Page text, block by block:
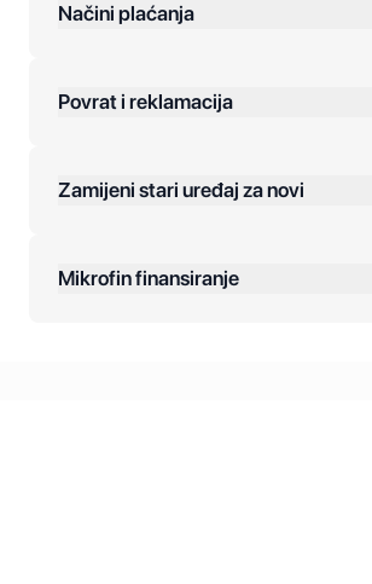
Načini plaćanja
Plaćanje na rate:
Povrat i reklamacija
Zamijeni stari uređaj za novi
Mikrofin finansiranje